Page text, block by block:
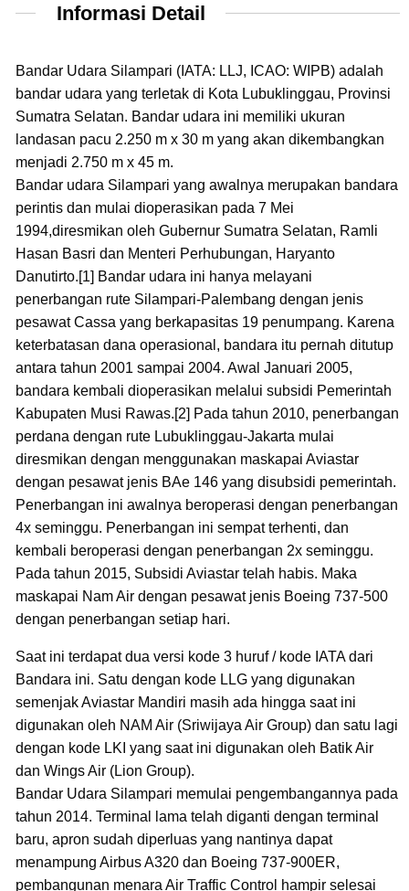
Informasi Detail
Bandar Udara Silampari (IATA: LLJ, ICAO: WIPB) adalah
bandar udara yang terletak di Kota Lubuklinggau, Provinsi
Sumatra Selatan. Bandar udara ini memiliki ukuran
landasan pacu 2.250 m x 30 m yang akan dikembangkan
menjadi 2.750 m x 45 m.
Bandar udara Silampari yang awalnya merupakan bandara
perintis dan mulai dioperasikan pada 7 Mei
1994,diresmikan oleh Gubernur Sumatra Selatan, Ramli
Hasan Basri dan Menteri Perhubungan, Haryanto
Danutirto.[1] Bandar udara ini hanya melayani
penerbangan rute Silampari-Palembang dengan jenis
pesawat Cassa yang berkapasitas 19 penumpang. Karena
keterbatasan dana operasional, bandara itu pernah ditutup
antara tahun 2001 sampai 2004. Awal Januari 2005,
bandara kembali dioperasikan melalui subsidi Pemerintah
Kabupaten Musi Rawas.[2] Pada tahun 2010, penerbangan
perdana dengan rute Lubuklinggau-Jakarta mulai
diresmikan dengan menggunakan maskapai Aviastar
dengan pesawat jenis BAe 146 yang disubsidi pemerintah.
Penerbangan ini awalnya beroperasi dengan penerbangan
4x seminggu. Penerbangan ini sempat terhenti, dan
kembali beroperasi dengan penerbangan 2x seminggu.
Pada tahun 2015, Subsidi Aviastar telah habis. Maka
maskapai Nam Air dengan pesawat jenis Boeing 737-500
dengan penerbangan setiap hari.
Saat ini terdapat dua versi kode 3 huruf / kode IATA dari
Bandara ini. Satu dengan kode LLG yang digunakan
semenjak Aviastar Mandiri masih ada hingga saat ini
digunakan oleh NAM Air (Sriwijaya Air Group) dan satu lagi
dengan kode LKI yang saat ini digunakan oleh Batik Air
dan Wings Air (Lion Group).
Bandar Udara Silampari memulai pengembangannya pada
tahun 2014. Terminal lama telah diganti dengan terminal
baru, apron sudah diperluas yang nantinya dapat
menampung Airbus A320 dan Boeing 737-900ER,
pembangunan menara Air Traffic Control hampir selesai